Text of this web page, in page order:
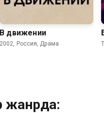
В движении
2002, Россия, Драма
жанрда: